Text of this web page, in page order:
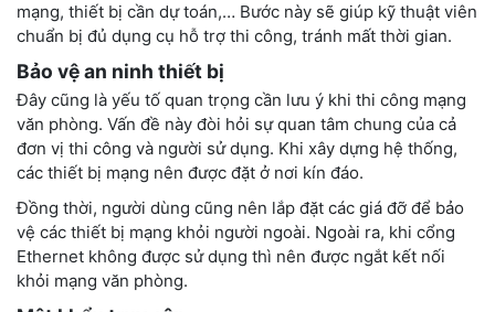
mạng, thiết bị cần dự toán,… Bước này sẽ giúp kỹ thuật viên
chuẩn bị đủ dụng cụ hỗ trợ thi công, tránh mất thời gian.
Bảo vệ an ninh thiết bị
Đây cũng là yếu tố quan trọng cần lưu ý khi thi công mạng
văn phòng. Vấn đề này đòi hỏi sự quan tâm chung của cả
đơn vị thi công và người sử dụng. Khi xây dựng hệ thống,
các thiết bị mạng nên được đặt ở nơi kín đáo.
Đồng thời, người dùng cũng nên lắp đặt các giá đỡ để bảo
vệ các thiết bị mạng khỏi người ngoài. Ngoài ra, khi cổng
Ethernet không được sử dụng thì nên được ngắt kết nối
khỏi mạng văn phòng.